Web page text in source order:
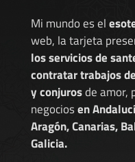
Mi mundo es el
web, la tarjeta
los servicios de
contratar trabajos
y conjurosde amor,
negociosen
Aragón, Canarias,
Galicia.